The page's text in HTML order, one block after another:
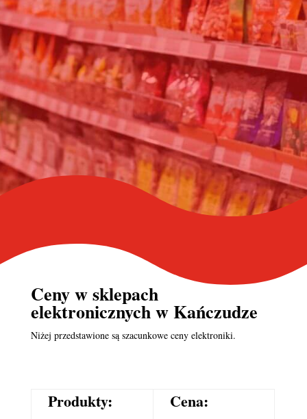
Ceny wsklepach
elektronicznychw Kańczudze
Niżej przedstawione są szacunkowe ceny elektroniki.
Produkty: Cena: